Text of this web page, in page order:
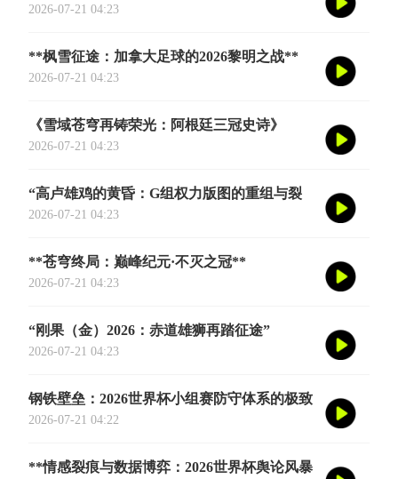
槛推演
2026-07-21 04:23
**枫雪征途：加拿大足球的2026黎明之战**
2026-07-21 04:23
《雪域苍穹再铸荣光：阿根廷三冠史诗》
2026-07-21 04:23
“高卢雄鸡的黄昏：G组权力版图的重组与裂
变”
2026-07-21 04:23
**苍穹终局：巅峰纪元·不灭之冠**
2026-07-21 04:23
“刚果（金）2026：赤道雄狮再踏征途”
2026-07-21 04:23
钢铁壁垒：2026世界杯小组赛防守体系的极致
博弈
2026-07-21 04:22
**情感裂痕与数据博弈：2026世界杯舆论风暴